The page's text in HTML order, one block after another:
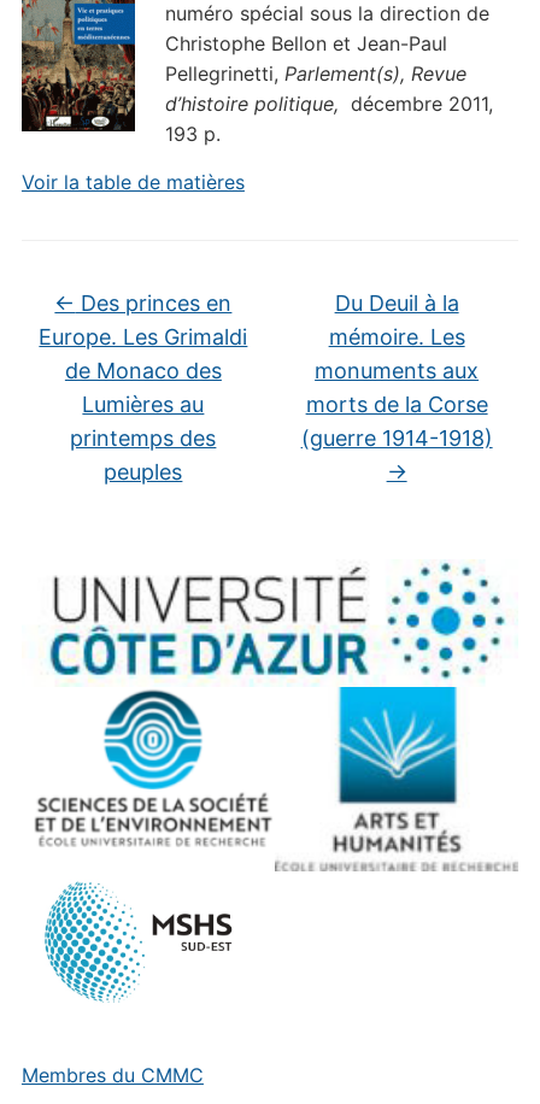
Membres du CMMC
numéro spécial sous la direction de
Christophe Bellon et Jean-Paul
Pellegrinetti, Parlement(s), Revue
d’histoire politique, décembre 2011,
193 p.
Voir la table de matières
← Des princes en
Europe. Les Grimaldi
de Monaco des
Lumières au
printemps des
peuples
Du Deuil à la
mémoire. Les
monuments aux
morts de la Corse
(guerre 1914-1918)
→